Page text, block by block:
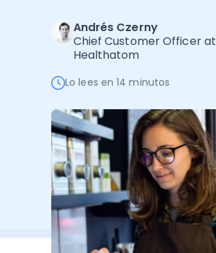
Administración Empresarial
Software Factura y Administración
Autores
Andrés Czerny
Chief Customer Officer at
Healthatom
Lo lees en 14 minutos